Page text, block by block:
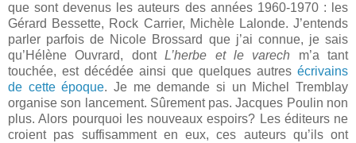
que sont devenus les auteurs des années 1960-1970 : les
Gérard Bessette, Rock Carrier, Michèle Lalonde. J’entends
parler parfois de Nicole Brossard que j’ai connue, je sais
qu’Hélène Ouvrard, dontL’herbe et le varech m’a tant
touchée, est décédée ainsi que quelques autres écrivains
de cette époque. Je me demande si un Michel Tremblay
organise son lancement. Sûrement pas. Jacques Poulin non
plus. Alors pourquoi les nouveaux espoirs? Les éditeurs ne
croient pas suffisamment en eux, ces auteurs qu’ils ont